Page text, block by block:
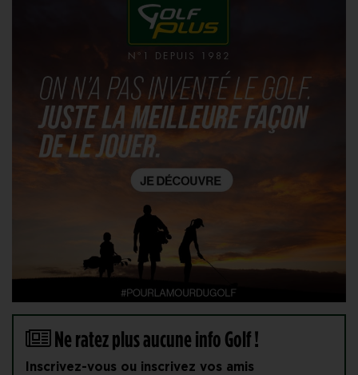
Ne ratez plus aucune info Golf !
Inscrivez-vous ou inscrivez vos amis